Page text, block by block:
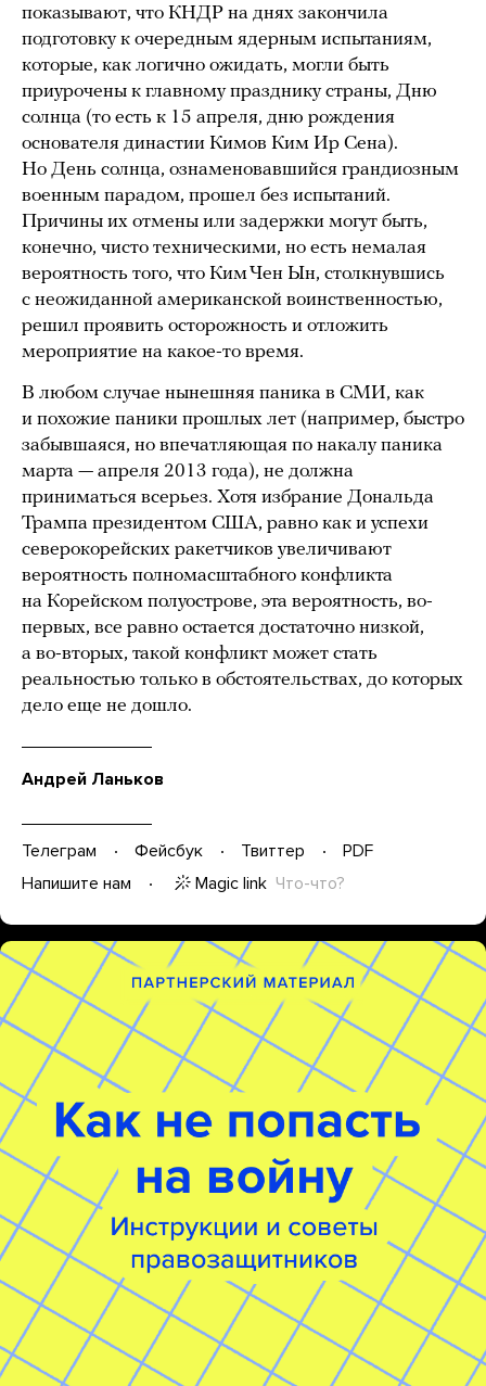
показывают, что КНДР на днях закончила
подготовку к очередным ядерным испытаниям,
которые, как логично ожидать, могли быть
приурочены к главному празднику страны, Дню
солнца (то есть к 15 апреля, дню рождения
основателя династии Кимов Ким Ир Сена).
Но День солнца, ознаменовавшийся грандиозным
военным парадом, прошел без испытаний.
Причины их отмены или задержки могут быть,
конечно, чисто техническими, но есть немалая
вероятность того, что Ким Чен Ын, столкнувшись
с неожиданной американской воинственностью,
решил проявить осторожность и отложить
мероприятие на какое-то время.
В любом случае нынешняя паника в СМИ, как
и похожие паники прошлых лет (например, быстро
забывшаяся, но впечатляющая по накалу паника
марта — апреля 2013 года), не должна
приниматься всерьез. Хотя избрание Дональда
Трампа президентом США, равно как и успехи
северокорейских ракетчиков увеличивают
вероятность полномасштабного конфликта
на Корейском полуострове, эта вероятность, во-
первых, все равно остается достаточно низкой,
а во-вторых, такой конфликт может стать
реальностью только в обстоятельствах, до которых
дело еще не дошло.
Андрей Ланьков
Телеграм Фейсбук Твиттер
PDF
Напишите нам
Magic link Что-что?